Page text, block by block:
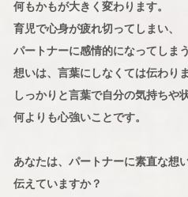
何もかもが大きく変わります。
育児で心身が疲れ切ってしまい、
パートナーに感情的になってしま
想いは、言葉にしなくては伝わりま
しっかりと言葉で自分の気持ちや
何よりも心強いことです。
あなたは、パートナーに素直な想
伝えていますか？